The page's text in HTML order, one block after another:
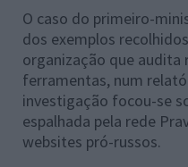
O caso do primeiro-
dos exemplos
organização que audita
ferramentas, num
investigação focou-se
espalhada pela rede
websites pró-russos.